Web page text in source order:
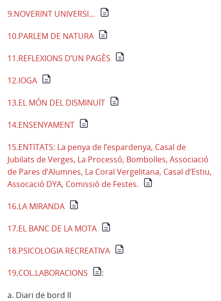
9.NOVERINT UNIVERSI…
10.PARLEM DE NATURA
11.REFLEXIONS D’UN PAGÈS
12.IOGA
13.EL MÓN DEL DISMINUÏT
14.ENSENYAMENT
15.ENTITATS: La penya de l’espardenya, Casal de
Jubilats de Verges, La Processó, Bombolles, Associació
de Pares d’Alumnes, La Coral Vergelitana, Casal d’Estiu,
Assocació DYA, Comissió de Festes.
16.LA MIRANDA
17.EL BANC DE LA MOTA
18.PSICOLOGIA RECREATIVA
19.COL.LABORACIONS :
a. Diari de bord II